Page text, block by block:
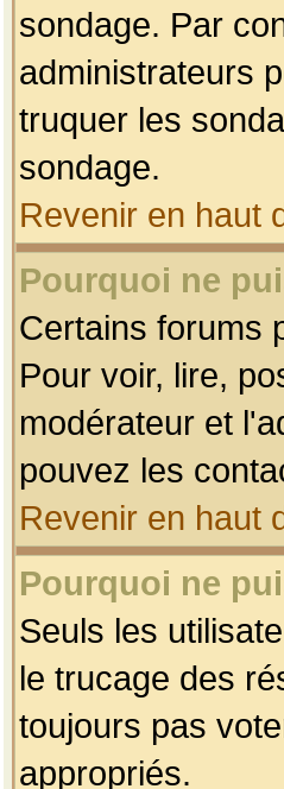
sondage. Par
administrateurs
truquer les
sondage.
Revenir en haut
Pourquoi ne
Certains forums
Pour voir, lire,
modérateur et
pouvez les
Revenir en haut
Pourquoi ne
Seuls les
le trucage des
toujours pas
appropriés.